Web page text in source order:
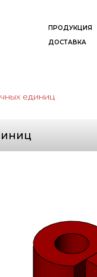
ПРОДУКЦИЯ
ДОСТАВКА
единиц